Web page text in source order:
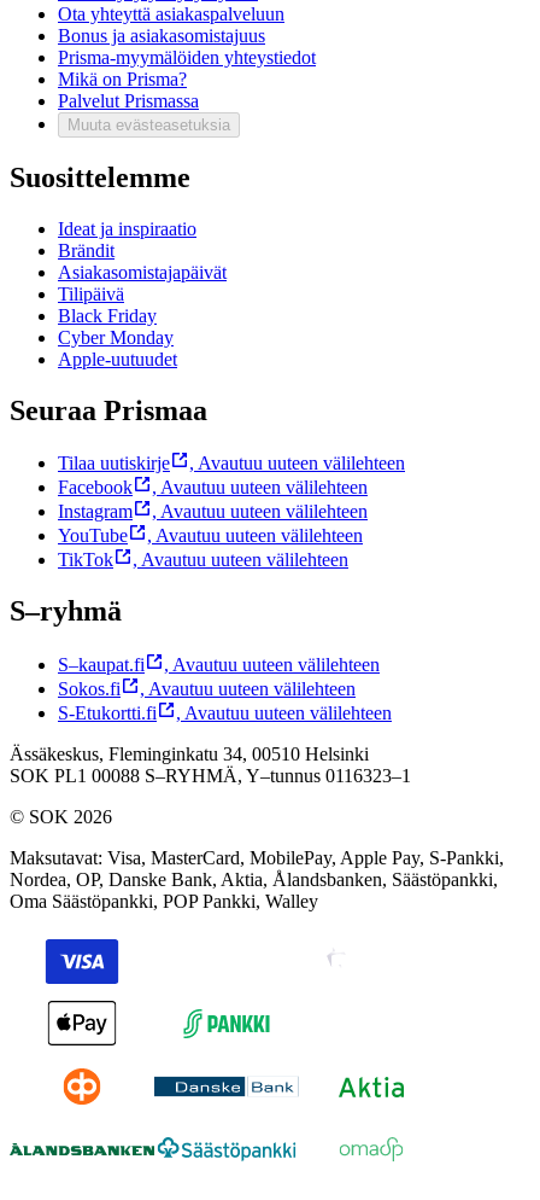
Ota yhteyttä asiakaspalveluun
Bonus ja asiakasomistajuus
Prisma-myymälöiden yhteystiedot
Mikä on Prisma?
Palvelut Prismassa
Muuta evästeasetuksia
Suosittelemme
Ideat ja inspiraatio
Brändit
Asiakasomistajapäivät
Tilipäivä
Black Friday
Cyber Monday
Apple-uutuudet
Seuraa Prismaa
Tilaa uutiskirje , Avautuu uuteen välilehteen
Facebook
, Avautuu uuteen välilehteen
Instagram
, Avautuu uuteen välilehteen
YouTube
, Avautuu uuteen välilehteen
TikTok
, Avautuu uuteen välilehteen
S–ryhmä
S–kaupat.fi , Avautuu uuteen välilehteen
Sokos.fi
, Avautuu uuteen välilehteen
S-Etukortti.fi
, Avautuu uuteen välilehteen
Ässäkeskus, Fleminginkatu 34, 00510 Helsinki
SOK PL1 00088 S–RYHMÄ, Y–tunnus 0116323–1
© SOK 2026
Maksutavat: Visa, MasterCard, MobilePay, Apple Pay, S-Pankki,
Nordea, OP, Danske Bank, Aktia, Ålandsbanken, Säästöpankki,
Oma Säästöpankki, POP Pankki, Walley